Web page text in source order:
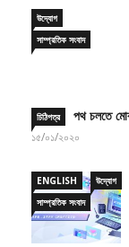
উদ্যোগ
সাম্প্রতিক সংবাদ
চিঠিপত্র পথ চলতে
১৫/০১/২০২০
ENGLISH
উদ্যোগ
সাম্প্রতিক সংবাদ